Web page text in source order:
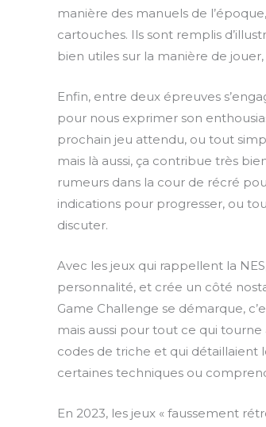
manière des manuels de
cartouches. Ils sont remplis
bien utiles sur la manière de
Enfin, entre deux épreuves
pour nous exprimer son
prochain jeu attendu, ou tout
mais là aussi, ça contribue très
rumeurs dans la cour de récré
indications pour progresser, ou
discuter.
Avec les jeux qui rappellent la
personnalité, et crée un côté
Game Challenge se démarque,
mais aussi pour tout ce qui tourne
codes de triche et qui détaillaient
certaines techniques ou
En 2023, les jeux « faussement